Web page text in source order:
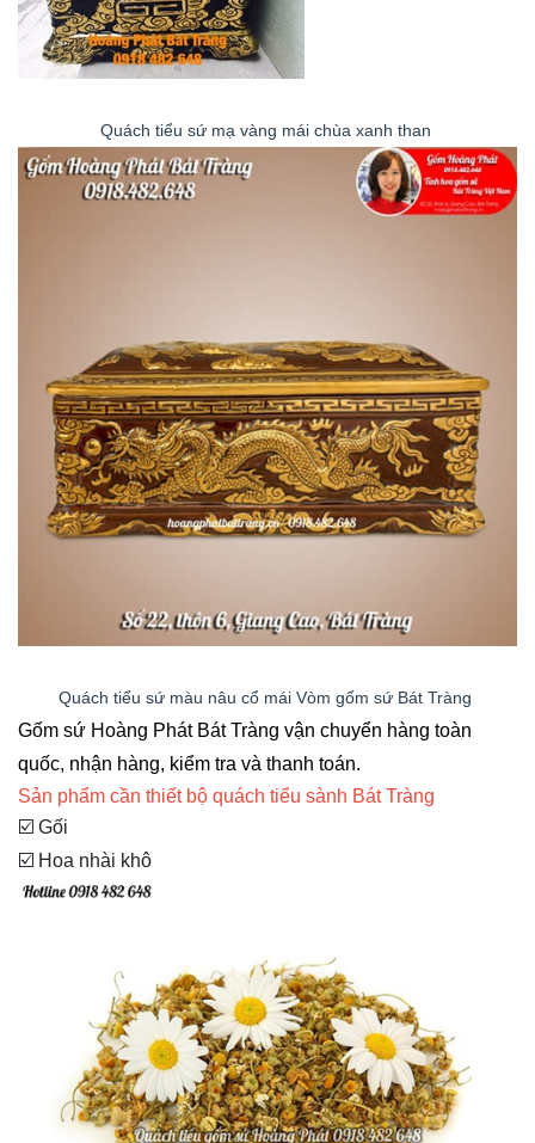
Quách tiểu sứ mạ vàng mái chùa xanh than
Quách tiểu sứ màu nâu cổ mái Vòm gốm sứ Bát Tràng
Gốm sứ Hoàng Phát Bát Tràng vận chuyển hàng toàn
quốc, nhận hàng, kiểm tra và thanh toán.
Sản phẩm cần thiết bộ quách tiểu sành Bát Tràng
☑️ Gối
☑️ Hoa nhài khô